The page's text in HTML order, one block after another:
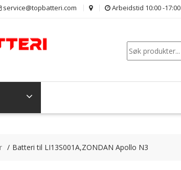
service@topbatteri.com Arbeidstid 10:00 -17:00
Søk
Batteri til LI13S001A,ZONDAN Apollo N3